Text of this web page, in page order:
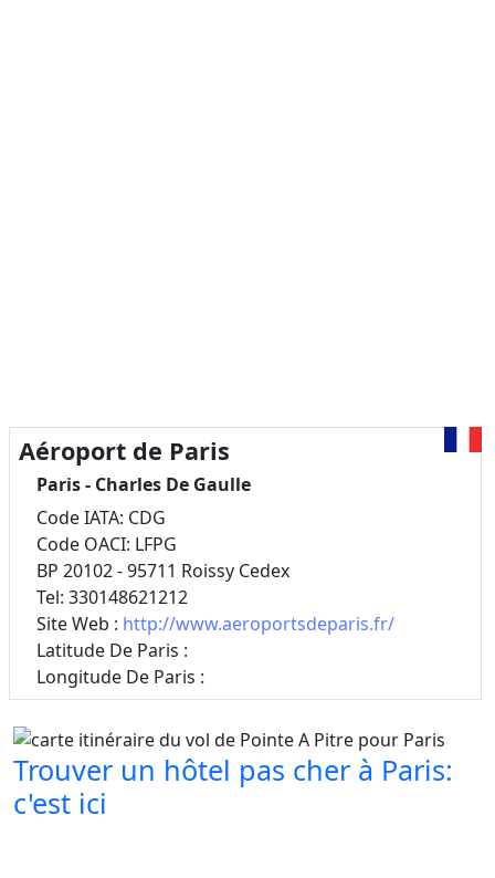
Aéroport de Paris
Paris - Charles De Gaulle
Code IATA: CDG
Code OACI: LFPG
BP 20102 - 95711 Roissy Cedex
Tel: 330148621212
Site Web : http://www.aeroportsdeparis.fr/
Latitude De Paris :
Longitude De Paris :
Trouver un hôtel pas cher à Paris:
c'est ici